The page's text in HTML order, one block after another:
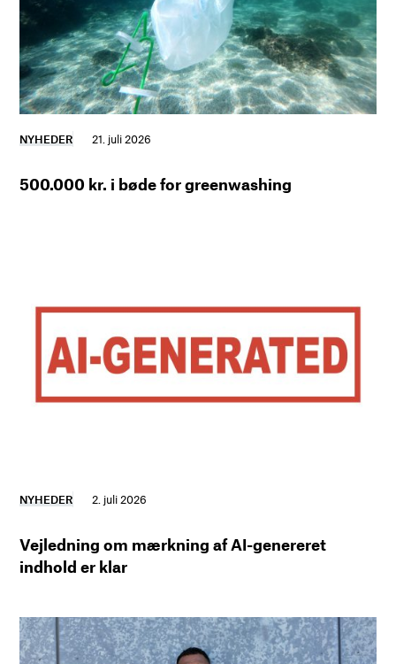
NYHEDER 21. juli 2026
500.000 kr. i bøde for greenwashing
NYHEDER 2. juli 2026
Vejledning om mærkning af AI-genereret
indhold er klar